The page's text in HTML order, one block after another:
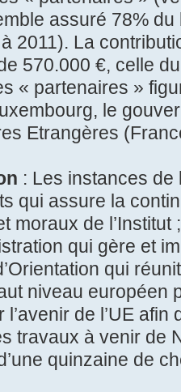
assuré 78%
2011). La
570.000 €, celle
« partenaires »
le
Etrangères
: Les instances de
qui assure la
moraux de l’Institut ;
qui gère et
qui
niveau européen
de l’UE
travaux à venir de
quinzaine de